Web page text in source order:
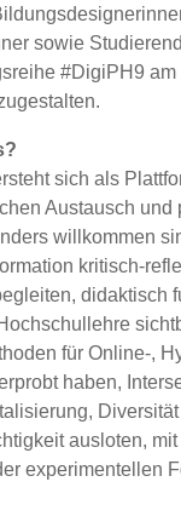
sowie
#DigiPH9 am
sich als
Austausch und
willkommen
kritisch-
didaktisch
für Online-,
haben,
Diversität
ausloten,
experimentellen